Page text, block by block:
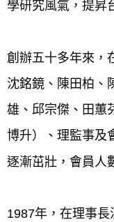
創辦五十多年來，
沈銘鏡、陳田柏、
雄、邱宗傑、田蕙
博升）、理監事及
1987年，在理事